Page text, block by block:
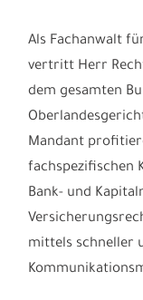
Als Fachanwalt
vertritt Herr
dem gesamten
Mandant
fachspezifischen
Bank- und
mittels schneller